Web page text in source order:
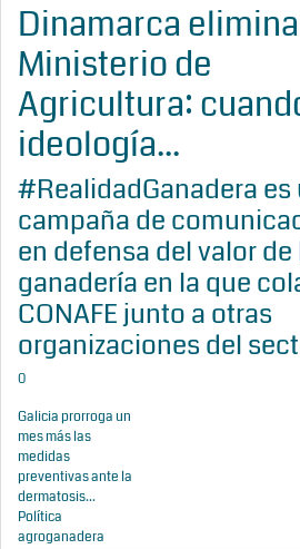
Dinamarca
Ministerio de
Agricultura:
ideología...
#RealidadGanadera es
campaña de
en defensa del valor de
ganadería en la que
CONAFE junto a otras
organizaciones del
0
Galicia prorroga un
mes más las
medidas
preventivas ante la
dermatosis...
Política
agroganadera